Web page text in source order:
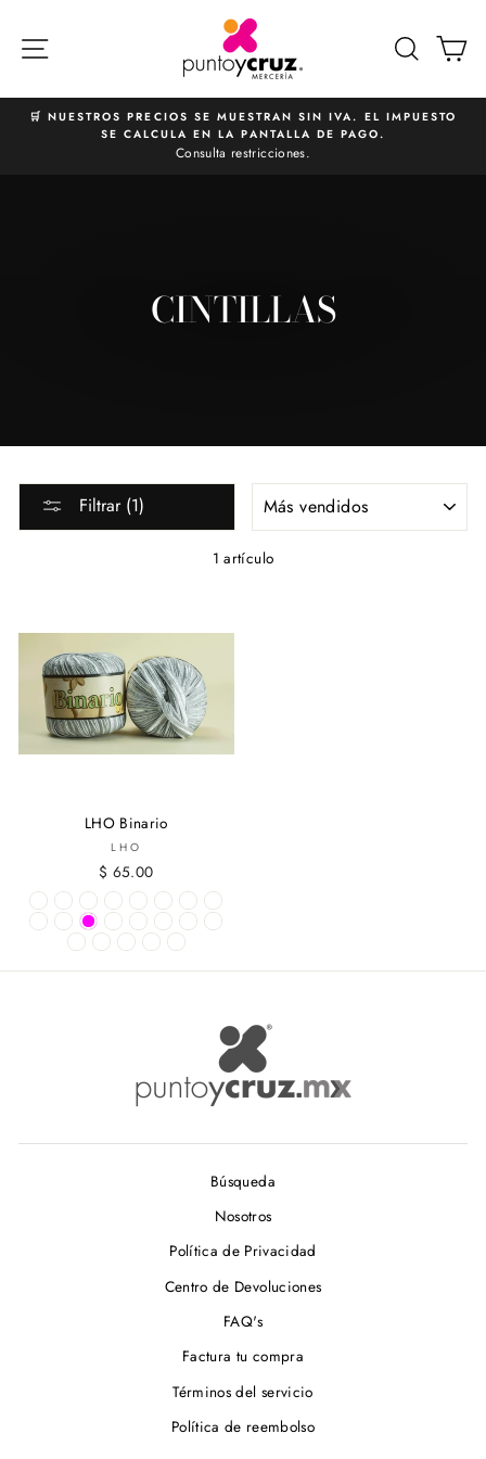
directamente
diapositivas
🛒 NUESTROS PRECIOS SE MUESTRAN SIN IVA. EL IMPUESTO
SE CALCULA EN LA PANTALLA DE PAGO.
Consulta restricciones.
CINTILLAS
Filtrar (1)
1 artículo
LHO Binario
LHO
$ 65.00
Búsqueda
Nosotros
Política de Privacidad
Centro de Devoluciones
FAQ's
Factura tu compra
Términos del servicio
Política de reembolso